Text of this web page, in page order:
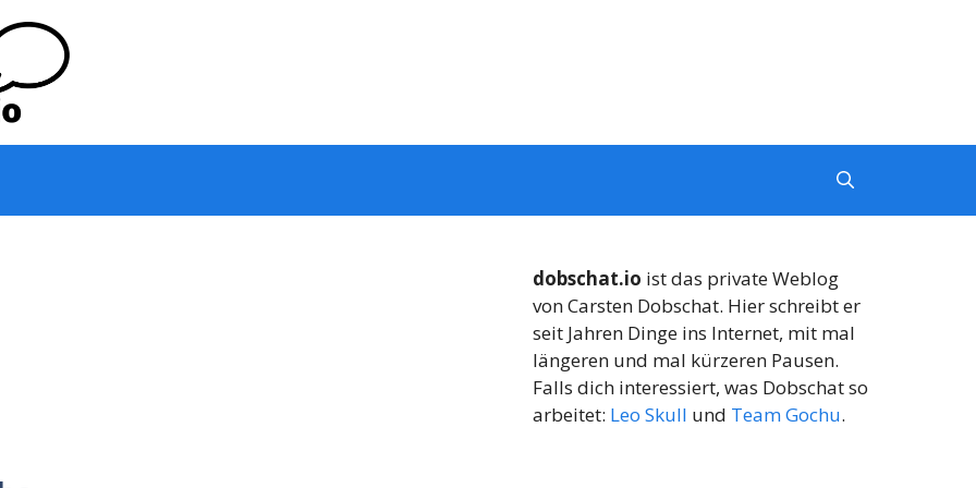
dobschat.io ist das private Weblog
von Carsten Dobschat. Hier schreibt er
seit Jahren Dinge ins Internet, mit mal
längeren und mal kürzeren Pausen.
Falls dich interessiert, was Dobschat so
arbeitet: Leo Skull und Team Gochu.